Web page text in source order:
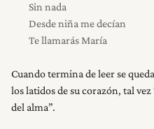
Sin nada
Desde niña me decían
Te llamarás María
Cuando termina de leer se
los latidos de su corazón, tal
del alma”.